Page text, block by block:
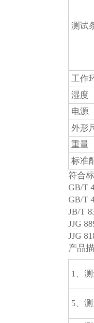
测试
工作
湿度
电源
外形
重量
标准
符合
GB/T
GB/T
JB/T
JJG
JJG
产品
1、
5、